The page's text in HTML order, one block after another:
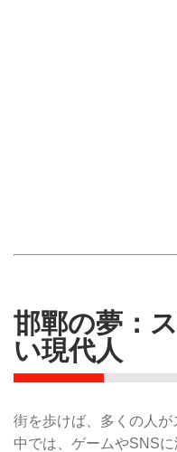
邯鄲の夢：
い現代人
街を歩けば、多くの人
中では、ゲームやSNS